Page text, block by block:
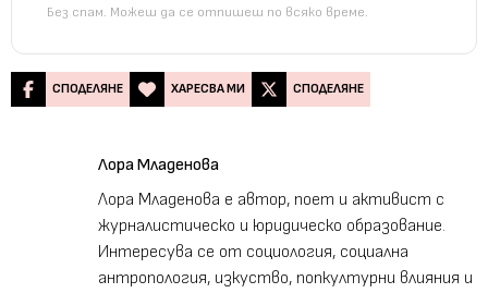
Без спам. Можеш да се отпишеш по всяко време.
СПОДЕЛЯНЕ ХАРЕСВА МИ СПОДЕЛЯНЕ
Лора Младенова
Лора Младенова е автор, поет и активист с
журналистическо и юридическо образование.
Интересува се от социология, социална
антропология, изкуство, попкултурни влияния и